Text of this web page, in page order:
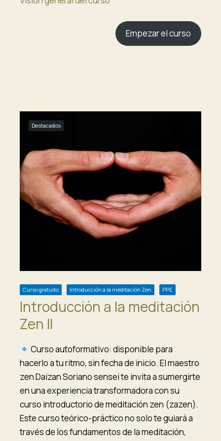
Empezar el curso
Destacados
Curso gratuito Introducción a la meditación Zen PPE
Introducción a la meditación
Zen II
Curso autoformativo: disponible para
hacerlo a tu ritmo, sin fecha de inicio. El maestro
zen Daizan Soriano sensei te invita a sumergirte
en una experiencia transformadora con su
curso introductorio de meditación zen (zazen).
Este curso teórico-práctico no solo te guiará a
través de los fundamentos de la meditación,